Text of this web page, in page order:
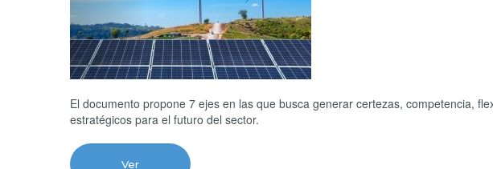
El documento propone 7 ejes en las que busca generar certezas, competencia,
estratégicos para el futuro del sector.
Ver